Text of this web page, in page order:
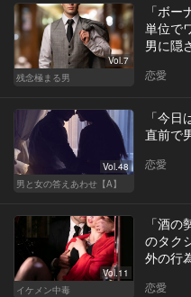
Vol.7
残念極まる男
「ボ
単位で
男に隠
恋愛
Vol.48
男と女の答えあわせ【A】
「今
直前で
恋愛
Vol.11
イケメン中毒
「酒
のタク
外の行
恋愛